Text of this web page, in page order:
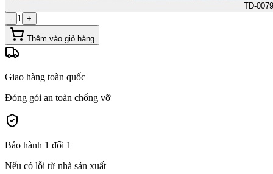
TD-
- 1 +
Thêm vào giỏ hàng
Giao hàng toàn quốc
Đóng gói an toàn chống vỡ
Bảo hành 1 đổi 1
Nếu có lỗi từ nhà sản xuất